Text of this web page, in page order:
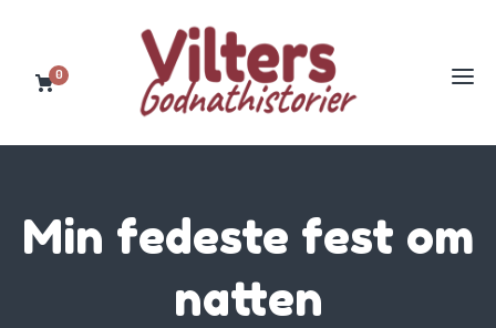
0
Min fedeste fest om
natten